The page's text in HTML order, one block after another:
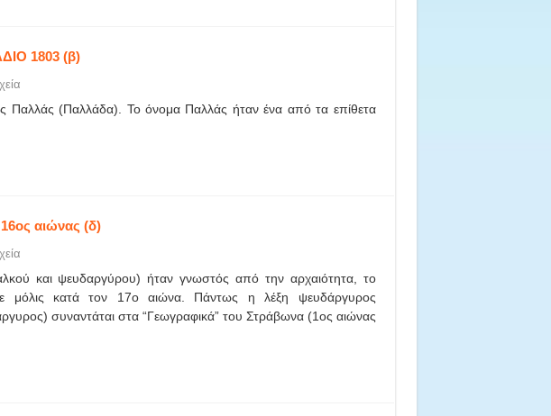
1803 (β)
Παλλάς (Παλλάδα). Το όνομα Παλλάς ήταν ένα από τα επίθετα
αιώνας (δ)
και ψευδαργύρου) ήταν γνωστός από την αρχαιότητα, το
μόλις κατά τον 17ο αιώνα. Πάντως η λέξη ψευδάργυρος
συναντάται στα “Γεωγραφικά” του Στράβωνα (1ος αιώνας